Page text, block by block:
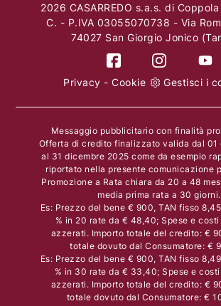
2026 CASARREDO s.a.s. di
C. - P.IVA 03055070738 - Via
74027 San Giorgio Jonico
Privacy -Cookie Gestisci i
Messaggio pubblicitario con finalità
Offerta di credito finalizzato valida dal 01
al 31 dicembre 2025 come da esempio
riportato nella presente comunicazione
Promozione a Rata chiara da 20 a 48
media prima rata a 30 giorni.
Es: Prezzo del bene € 900, TAN fisso
% in 20 rate da € 48,40; Spese e
azzerati. Importo totale del credito: €
totale dovuto dal Consumatore: €
Es: Prezzo del bene € 900, TAN fisso
% in 30 rate da € 33,40; Spese e
azzerati. Importo totale del credito: €
totale dovuto dal Consumatore: €